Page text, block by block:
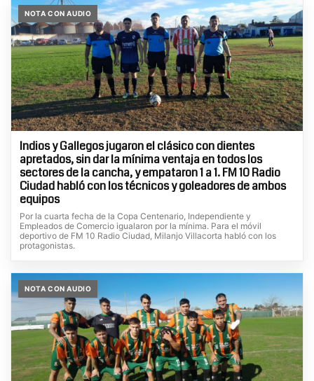
NOTA CON AUDIO
Indios y Gallegos jugaron el clásico con dientes
apretados, sin dar la mínima ventaja en todos los
sectores de la cancha, y empataron 1 a 1. FM 10 Radio
Ciudad habló con los técnicos y goleadores de ambos
equipos
Por la cuarta fecha de la Copa Centenario, Independiente y
Empleados de Comercio igualaron por la mínima. Para el móvil
deportivo de FM 10 Radio Ciudad, Milanjo Villacorta habló con los
protagonistas.
NOTA CON AUDIO